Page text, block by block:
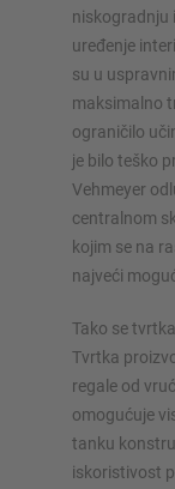
niskogradnju
uređenje
su u
maksimalno
ograničilo
je bilo teško
Vehmeyer
centralnom
kojim se na
najveći
Tako se
Tvrtka
regale od
omogućuje
tanku
iskoristivost
Planirajte svoj
Konfiguriraj